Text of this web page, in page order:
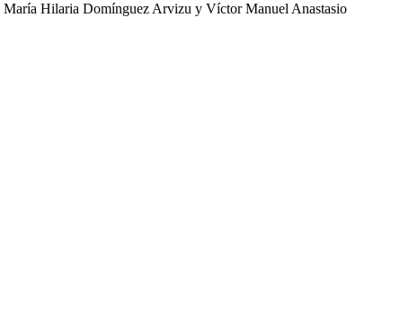
María Hilaria Domínguez Arvizu y Víctor Manuel Anastasio